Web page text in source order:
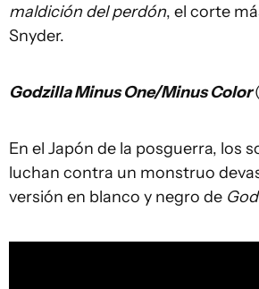
maldición del perdón, el corte
Snyder.
Godzilla Minus One/Minus Color
En el Japón de la posguerra, los
luchan contra un monstruo
versión en blanco y negro de